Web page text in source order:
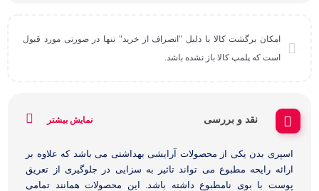
امکان برگشت کالا با دلیل "انصراف از خرید" تنها در صورتی مورد قبول
است که پلمپ کالا باز نشده باشد.
نقد و بررسی نمایش بیشتر
اسپری بدن یکی از محصولات آرایشی بهداشتی می باشد که علاوه بر
ارائه رایحه مطبوع می تواند تاثیر به سزایی در جلوگیری از تعریق
پوست با بوی نامطبوع داشته باشد. این محصولات همانند تمامی